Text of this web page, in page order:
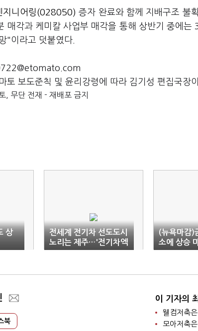
지니어링(028050) 증자 완료와 함께 지배구조 불
매각과 케미칼 사업부 매각을 통해 상반기 중에
"이라고 덧붙였다.
토 보도준칙 및 윤리강령에 따라 김기성 편집국장
, 무단 전재 - 재배포 금지
상
전세계 전기차 선도도시
노리는 제주…'전기차엑
스포' 개막 D-2
(뉴욕마감)
소에 상승
북
이 기자의
웰컴저축
모아저축